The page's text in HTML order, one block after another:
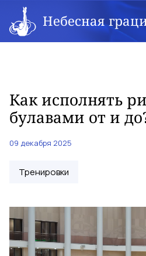
Небесная
Как исполнять
булавами от и
09 декабря 2025
Тренировки